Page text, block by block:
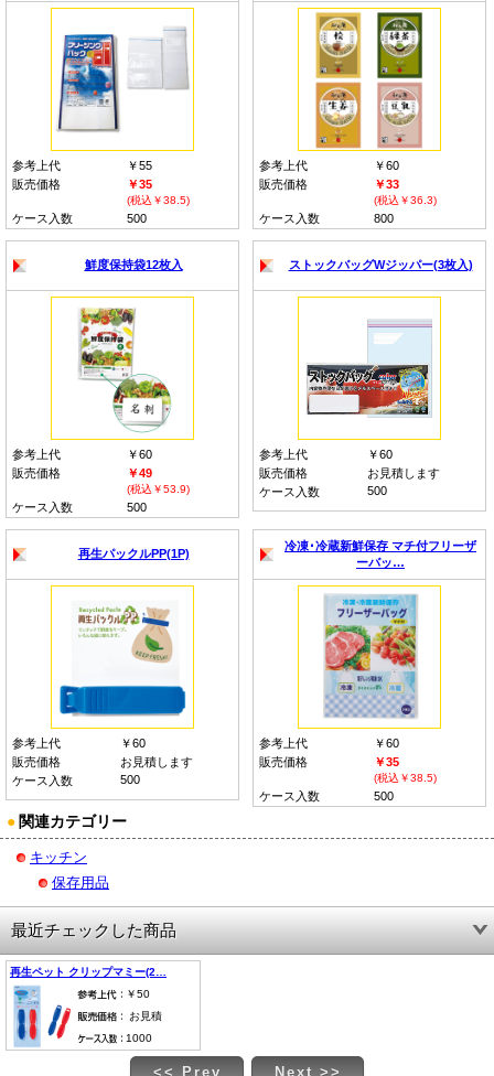
参考上代
￥55
販売価格
￥35
(税込￥38.5)
ケース入数 500
参考上代
￥60
販売価格
￥33
(税込￥36.3)
ケース入数 800
鮮度保持袋12枚入
参考上代
￥60
販売価格
￥49
(税込￥53.9)
ケース入数 500
ストックバッグWジッパー(3枚入)
参考上代
￥60
販売価格
お見積します
ケース入数
500
再生パックルPP(1P)
参考上代
￥60
販売価格
お見積します
ケース入数
500
冷凍･冷蔵新鮮保存 マチ付フリーザ
ーバッ…
参考上代
￥60
販売価格
￥35
(税込￥38.5)
ケース入数 500
● 関連カテゴリー
キッチン
保存用品
最近チェックした商品
再生ペット クリップマミー(2…
￥50
お見積
1000
<< Prev Next >>